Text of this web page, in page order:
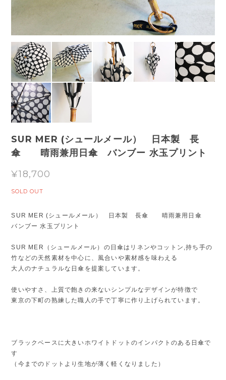
SUR MER (シュールメール） 日本製 長
傘 晴雨兼用日傘 バンブー 水玉プリント
¥18,700
SOLD OUT
SUR MER (シュールメール） 日本製 長傘 晴雨兼用日傘
バンブー 水玉プリント
SUR MER（シュールメール）の日傘はリネンやコットン,持ち手の
竹などの天然素材を中心に、風合いや素材感を味わえる
大人のナチュラルな日傘を提案しています。
使いやすさ、上質で飽きの来ないシンプルなデザインが特徴で
東京の下町の熟練した職人の手で丁寧に作り上げられています。
ブラックベースに大きいホワイトドットのインパクトのある日傘で
す
（今までのドットより生地が薄く軽くなりました）